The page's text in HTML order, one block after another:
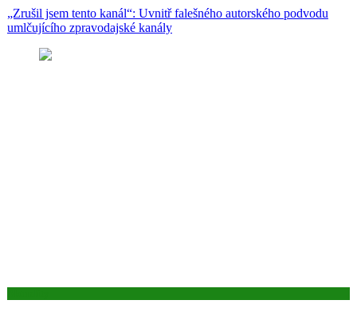
„Zrušil jsem tento kanál“: Uvnitř falešného autorského podvodu
umlčujícího zpravodajské kanály